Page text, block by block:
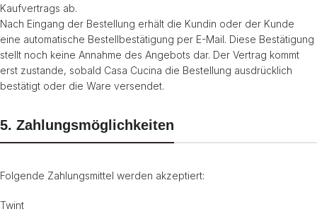
Kaufvertrags ab.
Nach Eingang der Bestellung erhält die Kundin oder der Kunde
eine automatische Bestellbestätigung per E-Mail. Diese Bestätigung
stellt noch keine Annahme des Angebots dar. Der Vertrag kommt
erst zustande, sobald Casa Cucina die Bestellung ausdrücklich
bestätigt oder die Ware versendet.
5. Zahlungsmöglichkeiten
Folgende Zahlungsmittel werden akzeptiert:
Twint